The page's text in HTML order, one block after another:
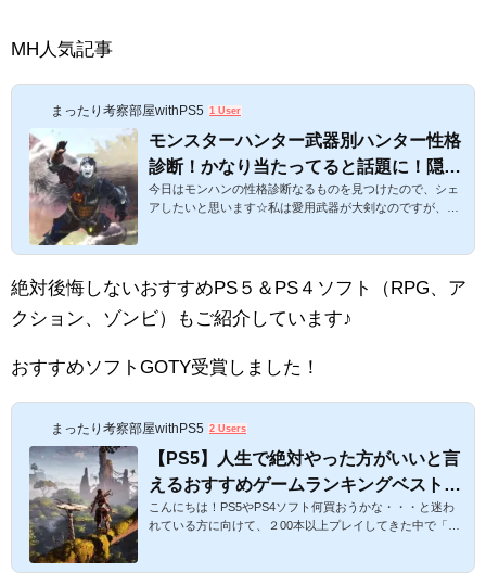
MH人気記事
まったり考察部屋withPS5 1 User
モンスターハンター武器別ハンター性格
診断！かなり当たってると話題に！隠さ
れた性格に意外と驚くかも・・・？Σ(;´∀
｀)【モンハンまとめ】
今日はモンハンの性格診断なるものを見つけたので、シェ
アしたいと思います☆私は愛用武器が大剣なのですが、性
ンサーリンクモンスターハンター武器別診断！以下、早速
ご紹介します。ぜひ試してみてください！ただし、あくま
で一つの見方なので、その点ご了承ください。(;´∀｀)大
絶対後悔しないおすすめPS５＆PS４ソフト（RPG、ア
クション、ゾンビ）もご紹介しています♪
おすすめソフトGOTY受賞しました！
まったり考察部屋withPS5 2 Users
【PS5】人生で絶対やった方がいいと言
えるおすすめゲームランキングベスト！
人気RPG・アクション・ゾンビ系の買っ
てよかったゲームをご紹介！【最新版プ
こんにちは！PS5やPS4ソフト何買おうかな・・・と迷わ
れている方に向けて、２00本以上プレイしてきた中で「ぜ